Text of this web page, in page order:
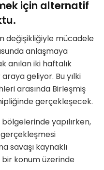
için alternatif
değişikliğiyle mücadele
anlaşmaya
anılan iki haftalık
geliyor. Bu yılki
arasında Birleşmiş
gerçekleşecek.
yapılırken,
savaşı kaynaklı
konum üzerinde